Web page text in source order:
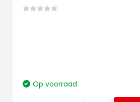
Op voorraad